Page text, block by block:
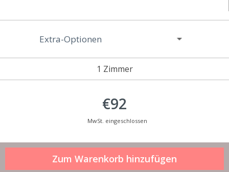
1 Zimmer
Extra-Optionen
€92
MwSt. eingeschlossen